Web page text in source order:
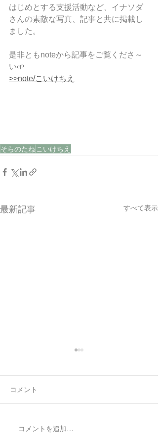
はじめとする支援活動など、イナソダ
さんの素敵な写真、記事と共に掲載し
ました。
是非ともnoteから記事をご覧くださ～
い🌱
>>note/こいけちえ
そらのたね こいけちえ
最新記事 すべて表示
コメント
コメントを追加…